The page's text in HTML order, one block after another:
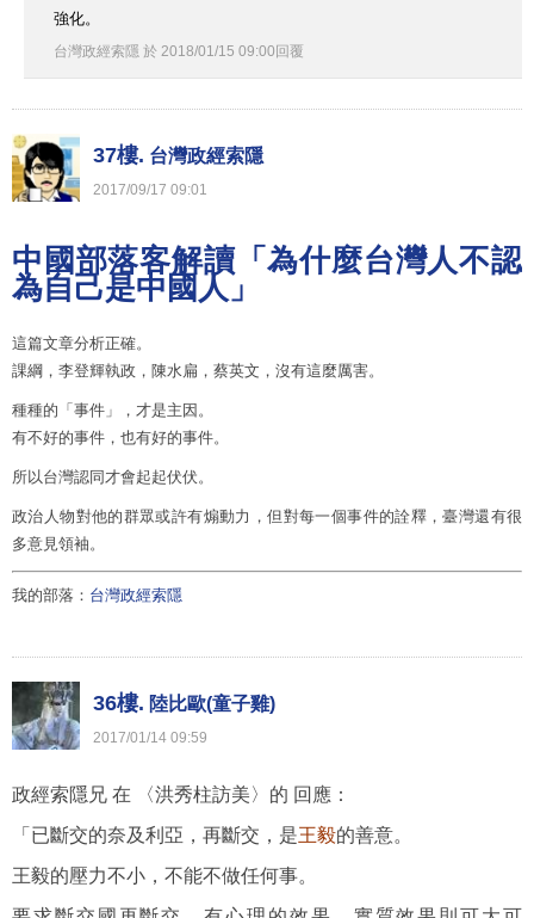
強化。
台灣政經索隱 於 2018/01/15 09:00 回覆
37樓. 台灣政經索隱
2017/09/17 09:01
中國部落客解讀「為什麼台灣人不認
為自己是中國人」
這篇文章分析正確。
課綱，李登輝執政，陳水扁，蔡英文，沒有這麼厲害。
種種的「事件」，才是主因。
有不好的事件，也有好的事件。
所以台灣認同才會起起伏伏。
政治人物對他的群眾或許有煽動力，但對每一個事件的詮釋，臺灣還有很
多意見領袖。
我的部落： 台灣政經索隱
36樓. 陸比歐(童子雞)
2017/01/14 09:59
政經索隱兄 在 〈洪秀柱訪美〉的 回應：
「已斷交的奈及利亞，再斷交，是王毅的善意。
王毅的壓力不小，不能不做任何事。